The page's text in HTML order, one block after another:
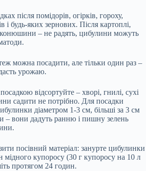
після помідорів, огірків, гороху,
і будь-яких зернових. Після картоплі,
– не радять, цибулини можуть
можна посадити, але тільки один раз –
урожаю.
відсортуйте – хворі, гнилі, сухі
садити не потрібно. Для посадки
діаметром 1-3 см, більші за 3 см
– вони дадуть ранню і пишну зелень
посівний матеріал: занурте цибулинки
мідного купоросу (30 г купоросу на 10 л
протягом 24 годин.